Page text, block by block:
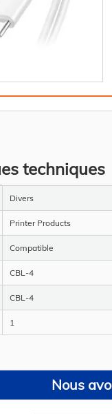
techniques
Divers
Printer Products
Compatible
CBL-4
CBL-4
1
Nous